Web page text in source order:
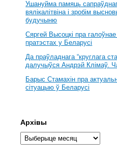
Ушануйма памяць
вялікалітвіна і зробім
будучыню
Сяргей Высоцкі пра
пратэстах у Беларусі
Да праўладнага “круглага
далучыўся Андрэй Клімаў.
Барыс Стамахін пра
сітуацыю ў Беларусі
Архівы